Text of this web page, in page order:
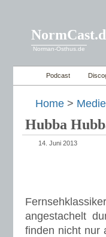
Norman-Osthus.de
Podcast
Home >
Hubba
14. Juni 2013
angestachelt
finden nicht nur